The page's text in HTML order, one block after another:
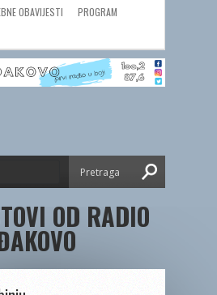
OBAVIJESTI
PROGRAM
OD RADIO